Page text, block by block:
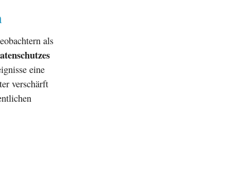
als
eine
verschärft